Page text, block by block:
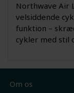
Northwave Air
velsiddende
funktion –
cykler med stil
Om os